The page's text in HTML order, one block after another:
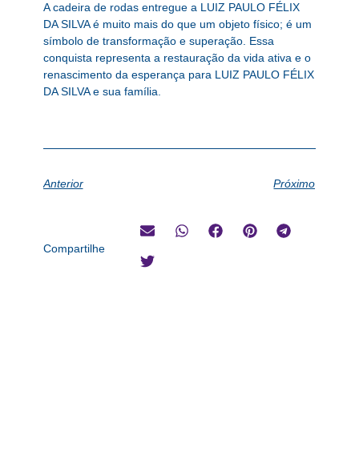
A cadeira de rodas entregue a LUIZ PAULO FÉLIX
DA SILVA é muito mais do que um objeto físico; é um
símbolo de transformação e superação. Essa
conquista representa a restauração da vida ativa e o
renascimento da esperança para LUIZ PAULO FÉLIX
DA SILVA e sua família.
Anterior Próximo
Compartilhe